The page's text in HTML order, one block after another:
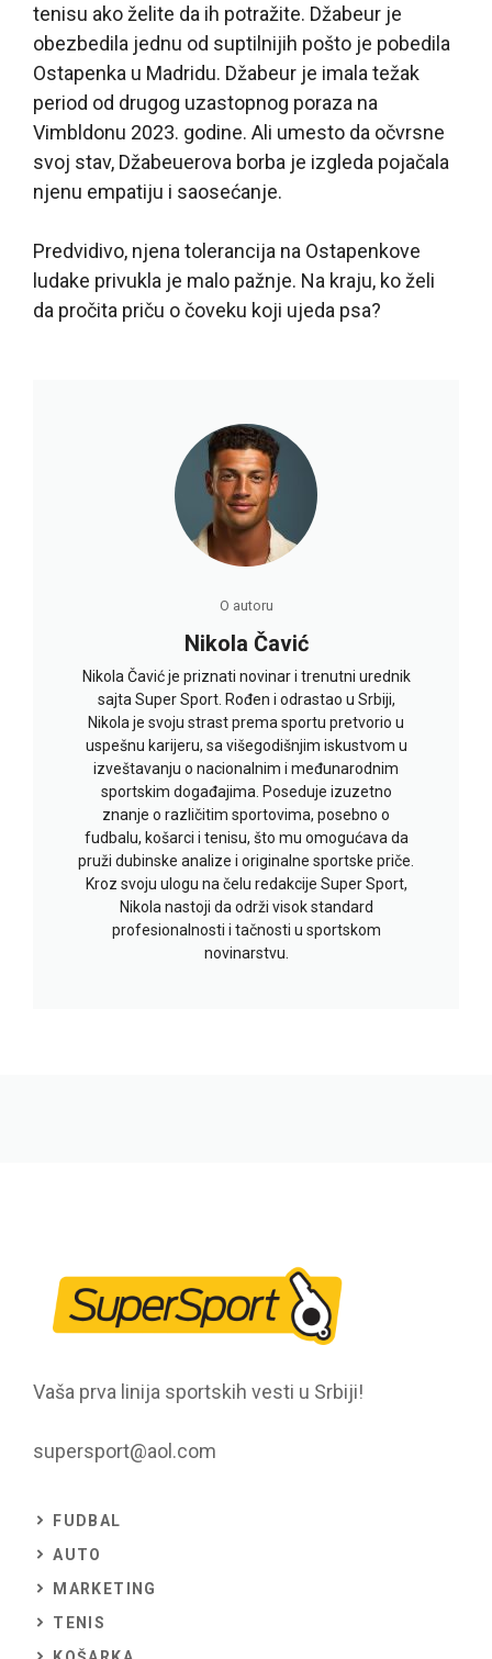
tenisu ako želite da ih potražite. Džabeur je
obezbedila jednu od suptilnijih pošto je pobedila
Ostapenka u Madridu. Džabeur je imala težak
period od drugog uzastopnog poraza na
Vimbldonu 2023. godine. Ali umesto da očvrsne
svoj stav, Džabeuerova borba je izgleda pojačala
njenu empatiju i saosećanje.
Predvidivo, njena tolerancija na Ostapenkove
ludake privukla je malo pažnje. Na kraju, ko želi
da pročita priču o čoveku koji ujeda psa?
O autoru
Nikola Čavić
Nikola Čavić je priznati novinar i trenutni urednik
sajta Super Sport. Rođen i odrastao u Srbiji,
Nikola je svoju strast prema sportu pretvorio u
uspešnu karijeru, sa višegodišnjim iskustvom u
izveštavanju o nacionalnim i međunarodnim
sportskim događajima. Poseduje izuzetno
znanje o različitim sportovima, posebno o
fudbalu, košarci i tenisu, što mu omogućava da
pruži dubinske analize i originalne sportske priče.
Kroz svoju ulogu na čelu redakcije Super Sport,
Nikola nastoji da održi visok standard
profesionalnosti i tačnosti u sportskom
novinarstvu.
Vaša prva linija sportskih vesti u Srbiji!
supersport@aol.com
FUDBAL
AUTO
MARKETING
TENIS